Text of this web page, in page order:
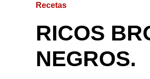
Recetas
RICOS
NEGROS.